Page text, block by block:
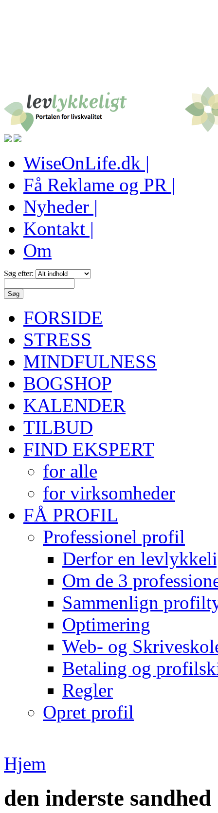
WiseOnLife.dk |
Få Reklame og PR |
Nyheder |
Kontakt |
Om
Søg efter:
FORSIDE
STRESS
MINDFULNESS
BOGSHOP
KALENDER
TILBUD
FIND EKSPERT
for alle
for virksomheder
FÅ PROFIL
Professionel profil
Derfor en
Om de 3
Sammenlign
Optimering
Web- og
Betaling og
Regler
Opret profil
Hjem
den inderste sandhed